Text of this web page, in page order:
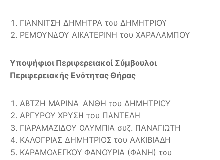
ΓΙΑΝΝΙΤΣΗ ΔΗΜΗΤΡΑ του ΔΗΜΗΤΡΙΟΥ
ΡΕΜΟΥΝΔΟΥ ΑΙΚΑΤΕΡΙΝΗ του ΧΑΡΑΛΑΜΠΟΥ
Υποψήφιοι Περιφερειακοί Σύμβουλοι
Περιφερειακής Ενότητας Θήρας
ΑΒΤΖΗ ΜΑΡΙΝΑ ΙΑΝΘΗ του ΔΗΜΗΤΡΙΟΥ
ΑΡΓΥΡΟΥ ΧΡΥΣΗ του ΠΑΝΤΕΛΗ
ΓΙΑΡΑΜΑΖΙΔΟΥ ΟΛΥΜΠΙΑ συζ. ΠΑΝΑΓΙΩΤΗ
ΚΑΛΟΓΡΙΑΣ ΔΗΜΗΤΡΙΟΣ του ΑΛΚΙΒΙΑΔΗ
ΚΑΡΑΜΟΛΕΓΚΟΥ ΦΑΝΟΥΡΙΑ (ΦΑΝΗ) του